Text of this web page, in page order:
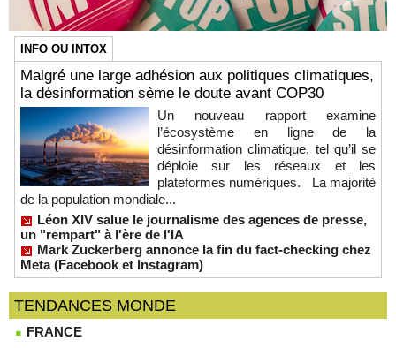
INFO OU INTOX
Malgré une large adhésion aux politiques climatiques,
la désinformation sème le doute avant COP30
Un nouveau rapport examine
l’écosystème en ligne de la
désinformation climatique, tel qu’il se
déploie sur les réseaux et les
plateformes numériques. La majorité
de la population mondiale...
Léon XIV salue le journalisme des agences de presse,
un "rempart" à l'ère de l'IA
Mark Zuckerberg annonce la fin du fact-checking chez
Meta (Facebook et Instagram)
TENDANCES MONDE
FRANCE